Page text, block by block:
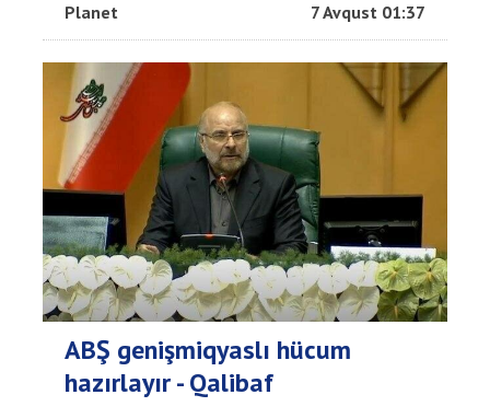
Planet 7 Avqust 01:37
ABŞ genişmiqyaslı hücum
hazırlayır - Qalibaf